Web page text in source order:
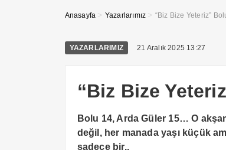
Anasayfa > Yazarlarımız > “Biz Bize Yeteriz”
YAZARLARIMIZ 21 Aralık 2025 13:27
“Biz Bize
Bolu 14, Arda Güler 15… O
değil, her manada yaşı küçük
sadece bir..